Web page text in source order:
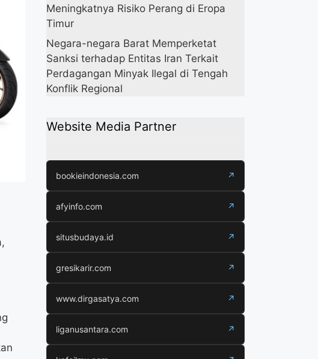
Meningkatnya Risiko Perang di Eropa
Timur
Negara-negara Barat Memperketat
Sanksi terhadap Entitas Iran Terkait
Perdagangan Minyak Ilegal di Tengah
Konflik Regional
Website Media Partner
bookieindonesia.com ↗
afyinfo.com ↗
situsbudaya.id ↗
gresikarir.com ↗
www.dirgasatya.com ↗
liganusantara.com ↗